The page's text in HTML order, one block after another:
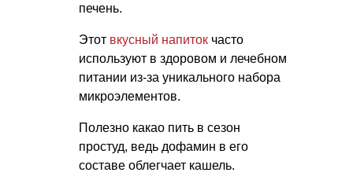
печень.
Этот вкусный напиток часто
используют в здоровом и лечебном
питании из-за уникального набора
микроэлементов.
Полезно какао пить в сезон
простуд, ведь дофамин в его
составе облегчает кашель.